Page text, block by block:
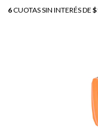
6CUOTAS SIN INTERÉS DE